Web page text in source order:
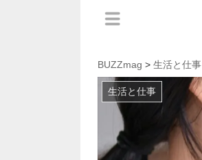
BUZZmag > 生活と仕事
生活と仕事